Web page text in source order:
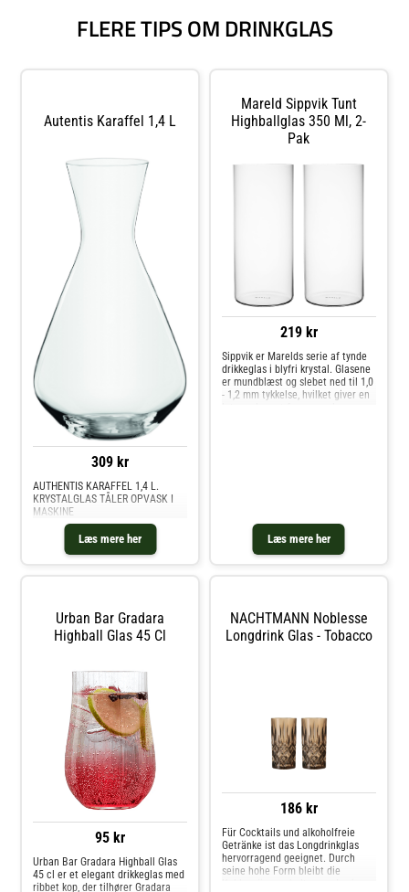
FLERE TIPS OM DRINKGLAS
Autentis Karaffel 1,4 L
309 kr
Læs mere her
AUTHENTIS KARAFFEL 1,4 L.
KRYSTALGLAS TÅLER OPVASK I
MASKINE
Mareld Sippvik Tunt
Highballglas 350 Ml, 2-
Pak
219 kr
Læs mere her
Sippvik er Marelds serie af tynde
drikkeglas i blyfri krystal. Glasene
er mundblæst og slebet ned til 1,0
- 1,2 mm tykkelse, hvilket giver en
Urban Bar Gradara
Highball Glas 45 Cl
95 kr
Urban Bar Gradara Highball Glas
45 cl er et elegant drikkeglas med
ribbet kop, der tilhører Gradara
NACHTMANN Noblesse
Longdrink Glas - Tobacco
186 kr
Für Cocktails und alkoholfreie
Getränke ist das Longdrinkglas
hervorragend geeignet. Durch
seine hohe Form bleibt die